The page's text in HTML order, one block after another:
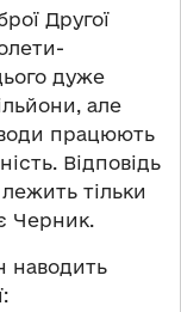
Другої
дуже
але
працюють
Відповідь
тільки
Черник.
наводить